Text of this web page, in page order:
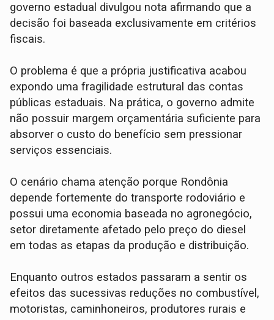
governo estadual divulgou nota afirmando que a
decisão foi baseada exclusivamente em critérios
fiscais.
O problema é que a própria justificativa acabou
expondo uma fragilidade estrutural das contas
públicas estaduais. Na prática, o governo admite
não possuir margem orçamentária suficiente para
absorver o custo do benefício sem pressionar
serviços essenciais.
O cenário chama atenção porque Rondônia
depende fortemente do transporte rodoviário e
possui uma economia baseada no agronegócio,
setor diretamente afetado pelo preço do diesel
em todas as etapas da produção e distribuição.
Enquanto outros estados passaram a sentir os
efeitos das sucessivas reduções no combustível,
motoristas, caminhoneiros, produtores rurais e